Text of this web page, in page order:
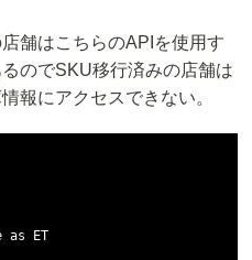
舗はこちらのAPIを使用す
のでSKU移行済みの店舗は
報にアクセスできない。
as ET